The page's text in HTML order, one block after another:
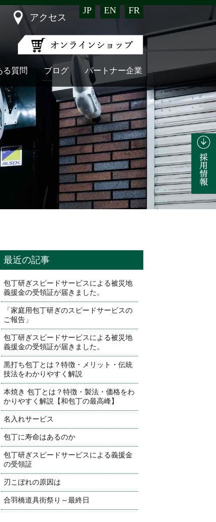
EN FR
JP
る質問 ブログ パートナー企業
アクセス
最近の記事
包丁研ぎスピードサービスによる被災地
義援金の受領証が届きました。
「家庭用包丁研ぎのスピードサービスの
ご報告」
包丁研ぎスピードサービスによる被災地
義援金の受領証が届きました。
黒打ち包丁とは？特徴・メリット・伝統
技法をわかりやすく解説
本焼き 包丁とは？特徴・製法・価格をわ
かりやすく解説【和包丁の最高峰】
名入れサービス
包丁に寿命はあるのか
包丁研ぎスピードサービスによる義援金
の受領証
刃こぼれの原因は
合羽橋道具街祭り～最終日